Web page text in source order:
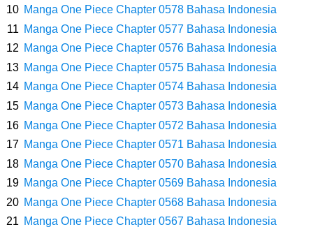
Cara Membuat Linktree Instagram, Sangat Mudah Untuk Kamu
Lakukan Sendiri
7 Fakta Gaban One Piece, Orang Yang Telah Memberikan Kunci Borgol
Milik Loki
Profil Slamet Rahardjo, Aktor Dengan Peran Penting Dalam Perfilman
Indonesia
Resep Roti Panggang, Sangat Mudah Untuk Menjadi Cemilan
Manga One Piece Chapter 0578 Bahasa Indonesia
Manga One Piece Chapter 0577 Bahasa Indonesia
Manga One Piece Chapter 0576 Bahasa Indonesia
Manga One Piece Chapter 0575 Bahasa Indonesia
Manga One Piece Chapter 0574 Bahasa Indonesia
Manga One Piece Chapter 0573 Bahasa Indonesia
Manga One Piece Chapter 0572 Bahasa Indonesia
Manga One Piece Chapter 0571 Bahasa Indonesia
Manga One Piece Chapter 0570 Bahasa Indonesia
Manga One Piece Chapter 0569 Bahasa Indonesia
Manga One Piece Chapter 0568 Bahasa Indonesia
Manga One Piece Chapter 0567 Bahasa Indonesia